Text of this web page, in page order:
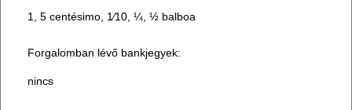
1, 5 centésimo, 1⁄10, ¼, ½ balboa
Forgalomban lévő bankjegyek:
nincs